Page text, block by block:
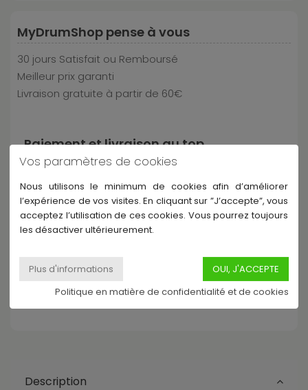
MyDrumShop pense à vous
30 jours Satisfait ou Remboursé
Meilleur prix garanti
Livraison gratuite à partir de 60€
Paiement et livraison au top
Partagez ce produit
Description
Vos paramètres de cookies
Nous utilisons le minimum de cookies afin d’améliorer
l’expérience de vos visites. En cliquant sur ”J’accepte”, vous
acceptez l’utilisation de ces cookies. Vous pourrez toujours
les désactiver ultérieurement.
Politique en matière de confidentialité et de cookies